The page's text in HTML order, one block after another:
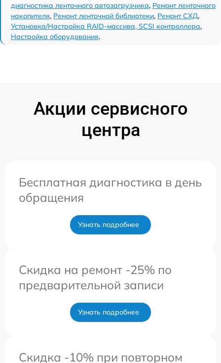
диагностика ленточного автозагрузчика, Ремонт ленточного
накопителя, Ремонт ленточной библиотеки, Ремонт СХД,
Установка/Настройка RAID-массива, SCSI контроллера,
Настройка оборудования.
Акции сервисного
центра
Бесплатная диагностика в день
обращения
Узнать подробнее
Скидка на ремонт -25% по
предварительной записи
Узнать подробнее
Скидка -10% при повторном